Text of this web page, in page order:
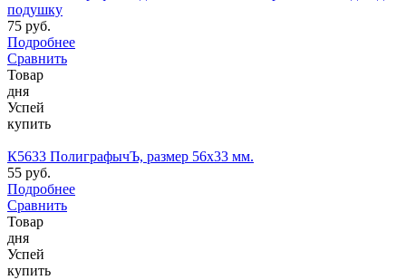
подушку
75 руб.
Подробнее
Сравнить
Товар
дня
Успей
купить
К5633 ПолиграфычЪ, размер 56х33 мм.
55 руб.
Подробнее
Сравнить
Товар
дня
Успей
купить